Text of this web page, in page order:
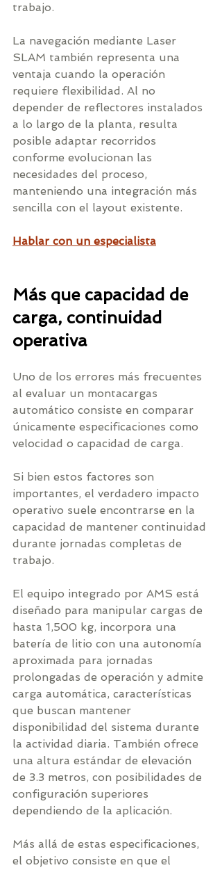
trabajo.
La navegación mediante Laser
SLAM también representa una
ventaja cuando la operación
requiere flexibilidad. Al no
depender de reflectores instalados
a lo largo de la planta, resulta
posible adaptar recorridos
conforme evolucionan las
necesidades del proceso,
manteniendo una integración más
sencilla con el layout existente.
Hablar con un especialista
Más que capacidad de
carga, continuidad
operativa
Uno de los errores más frecuentes
al evaluar un montacargas
automático consiste en comparar
únicamente especificaciones como
velocidad o capacidad de carga.
Si bien estos factores son
importantes, el verdadero impacto
operativo suele encontrarse en la
capacidad de mantener continuidad
durante jornadas completas de
trabajo.
El equipo integrado por AMS está
diseñado para manipular cargas de
hasta 1,500 kg, incorpora una
batería de litio con una autonomía
aproximada para jornadas
prolongadas de operación y admite
carga automática, características
que buscan mantener
disponibilidad del sistema durante
la actividad diaria. También ofrece
una altura estándar de elevación
de 3.3 metros, con posibilidades de
configuración superiores
dependiendo de la aplicación.
Más allá de estas especificaciones,
el objetivo consiste en que el